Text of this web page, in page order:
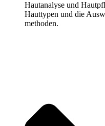
Hautanalyse und
Hauttypen und die
methoden.